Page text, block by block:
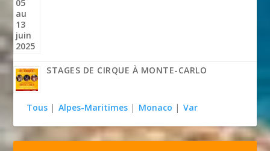
STAGES DE CIRQUE À MONTE-CARLO
Tous | Alpes-Maritimes | Monaco | Var